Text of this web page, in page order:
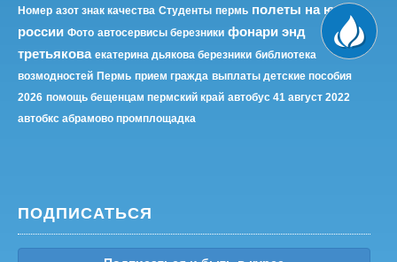
Номер азот знак качества Студенты пермь полеты на юг
россии Фото автосервисы березники фонари энд
третьякова екатерина дьякова березники библиотека
возмодностей Пермь прием гражда выплаты детские пособия
2026 помощь бещенцам пермский край автобус 41 август 2022
автобкс абрамово промплощадка
ПОДПИСАТЬСЯ